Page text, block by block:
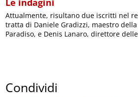
Le indagini
Attualmente, risultano due iscritti nel
tratta di Daniele Gradizzi, maestro
Paradiso, e Denis Lanaro, direttore
Condividi